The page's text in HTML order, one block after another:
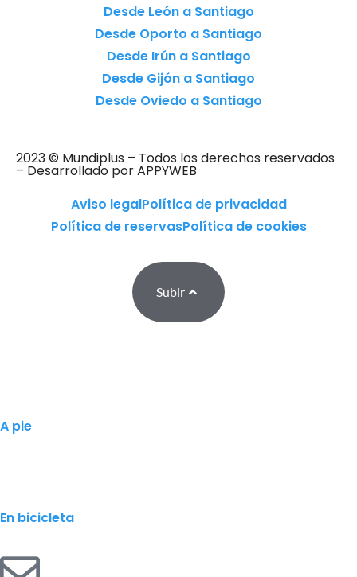
Desde León a Santiago
Desde Oporto a Santiago
Desde Irún a Santiago
Desde Gijón a Santiago
Desde Oviedo a Santiago
2023 © Mundiplus – Todos los derechos reservados
– Desarrollado por APPYWEB
Aviso legalPolítica de privacidad
Política de reservasPolítica de cookies
Subir
A pie
En bicicleta